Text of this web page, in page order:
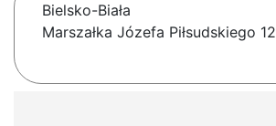
Bielsko-Biała
Marszałka Józefa Piłsudskiego 12